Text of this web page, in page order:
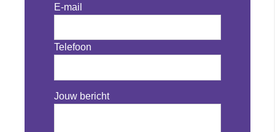
E-mail
Telefoon
Jouw bericht